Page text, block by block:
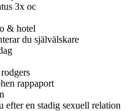
3x oc
& hotel
du självälskare
rappaport
efter en stadig sexuell relation